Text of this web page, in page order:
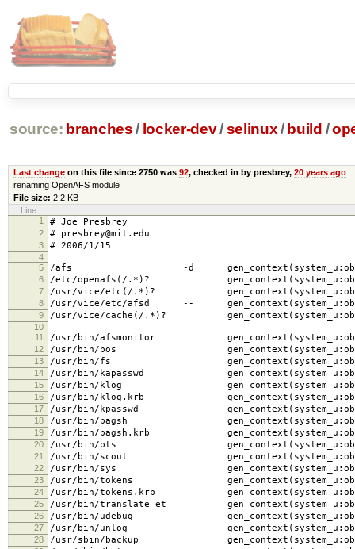
source: branches / locker-dev/selinux/ build /
Last changeon this file since 2750 was 92, checked in by presbrey, 20 years ago
renaming OpenAFS module
File size: 2.2 KB
Line
1
# Joe Presbrey
2 # presbrey@mit.edu
3 # 2006/1/15
4
5
/afs -d
6 /etc/openafs(/.*)?
7 /usr/vice/etc(/.*)?
8 /usr/vice/etc/afsd --
9 /usr/vice/cache(/.*)?
10
11
/usr/bin/afsmonitor
12 /usr/bin/bos
13 /usr/bin/fs
14 /usr/bin/kapasswd
15 /usr/bin/klog
16 /usr/bin/klog.krb
17 /usr/bin/kpasswd
18 /usr/bin/pagsh
19 /usr/bin/pagsh.krb
20 /usr/bin/pts
21 /usr/bin/scout
22 /usr/bin/sys
23 /usr/bin/tokens
24 /usr/bin/tokens.krb
25 /usr/bin/translate_et
26 /usr/bin/udebug
27 /usr/bin/unlog
28 /usr/sbin/backup